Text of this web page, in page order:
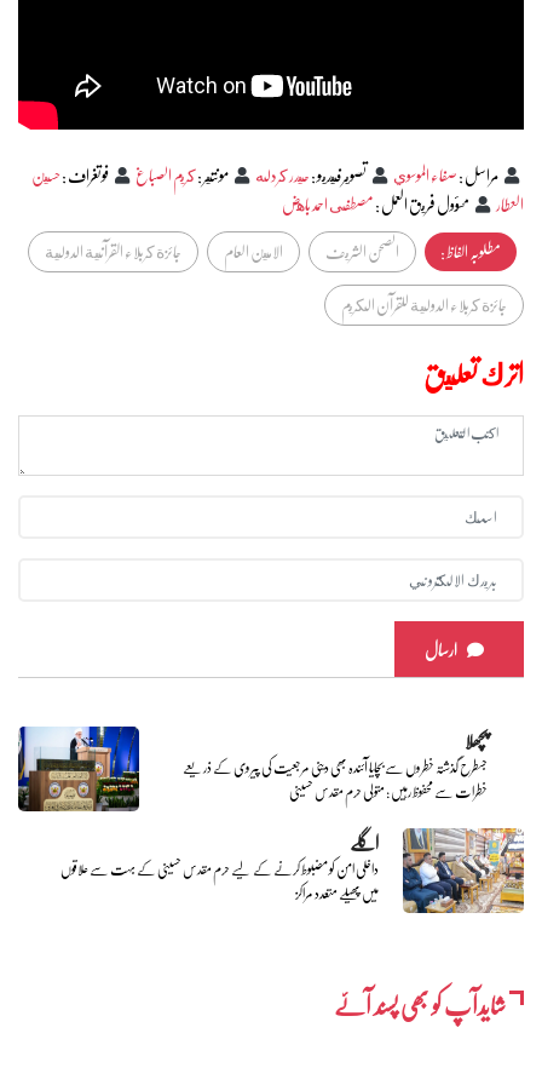
مراسل:صفاء الموسوي تصوير فيديو:حيدر كردله مونتير:كريم الصباغ فوتغراف:حسين
العطار مسؤول فريق العمل:مصطفى احمد باهض
مطلوبہ الفاظ :
الصحن الشريف الامين العام
جائزة كربلاء القرآنية الدولية
جائزة كربلاء الدولية للقرآن الكريم
اترك تعليق
ارسال
پچھلا
جسطرح گذشتہ خطروں سے بچایا آئندہ بھی دینی مرجعیت کی پیروی کے ذریعے
خطرات سے محفوظ رہیں : متولی حرم مقدس حسینی
اگلے
داخلی امن کو مضبوط کرنے کے لیے حرم مقدس حسینی کے بہت سے علاقوں
میں پھیلے متعدد مراکز
شایدآپ کو بھی پسند آئے